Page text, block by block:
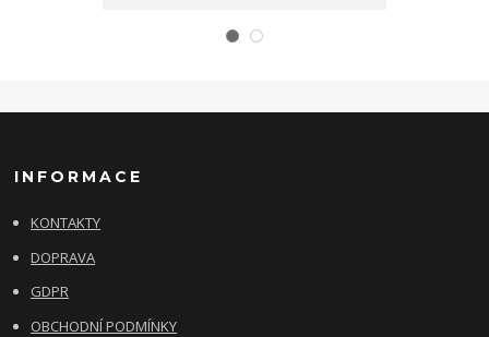
INFORMACE
KONTAKTY
DOPRAVA
GDPR
OBCHODNÍ PODMÍNKY